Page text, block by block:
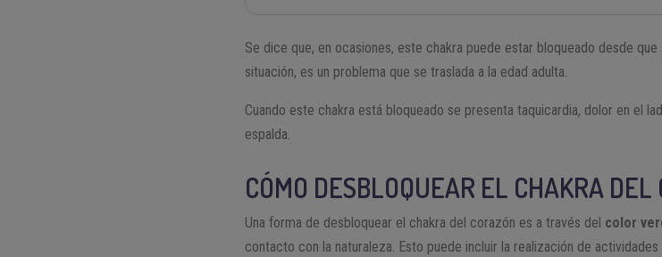
Se dice que, en ocasiones, este chakra puede estar bloqueado desde
situación, es un problema que se traslada a la edad adulta.
Cuando este chakra está bloqueado se presenta taquicardia, dolor en el
espalda.
CÓMO DESBLOQUEAR EL CHAKRA DEL
Una forma de desbloquear el chakra del corazón es a través del color
contacto con la naturaleza. Esto puede incluir la realización de